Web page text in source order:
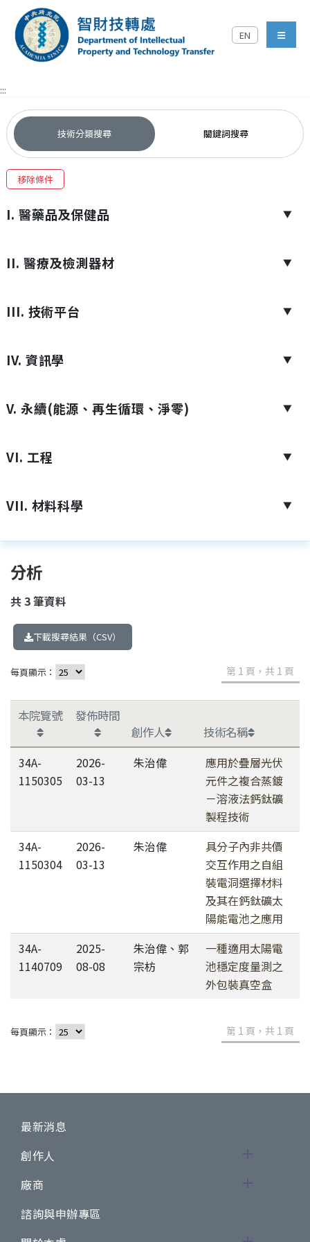
跳到主要內容區塊
中央研究院智財技轉處對
EN
menu
:::
技術分類搜尋 關鍵詞搜尋
移除條件
I. 醫藥品及保健品 ▼
II. 醫療及檢測器材 ▼
III. 技術平台 ▼
IV. 資訊學 ▼
V. 永續(能源、再生循環、淨零) ▼
VI. 工程 ▼
VII. 材料科學 ▼
分析
共3筆資料
下載搜尋結果（CSV）
每頁顯示： 第 1 頁，共 1 頁
本院覽號
發佈時間
創作人
技術名稱
34A-
1150305
2026-
03-13
朱治偉
應用於疊層光伏
元件之複合蒸鍍
－溶液法鈣鈦礦
製程技術
34A-
1150304
2026-
03-13
朱治偉
具分子內非共價
交互作用之自組
裝電洞選擇材料
及其在鈣鈦礦太
陽能電池之應用
34A-
1140709
2025-
08-08
朱治偉、郭
宗枋
一種適用太陽電
池穩定度量測之
外包裝真空盒
每頁顯示： 第 1 頁，共 1 頁
最新消息
創作人
廠商
諮詢與申辦專區